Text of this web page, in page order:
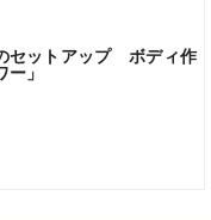
セットアップ ボディ作
」